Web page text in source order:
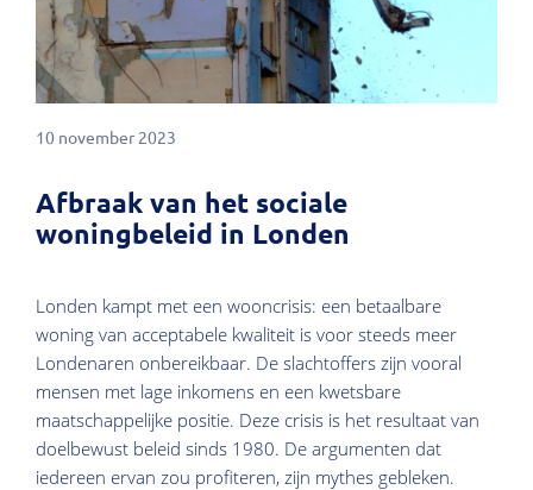
10 november 2023
Afbraak van het sociale
woningbeleid in Londen
Londen kampt met een wooncrisis: een betaalbare
woning van acceptabele kwaliteit is voor steeds meer
Londenaren onbereikbaar. De slachtoffers zijn vooral
mensen met lage inkomens en een kwetsbare
maatschappelijke positie. Deze crisis is het resultaat van
doelbewust beleid sinds 1980. De argumenten dat
iedereen ervan zou profiteren, zijn mythes gebleken.